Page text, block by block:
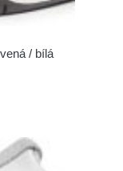
/ bílá